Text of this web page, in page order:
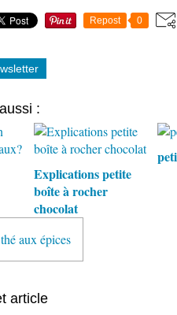
Repost 0
:
Explications petite
boîte à rocher
chocolat
aux épices
article